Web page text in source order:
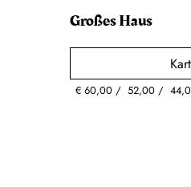
Großes Haus
€60,00 52,00